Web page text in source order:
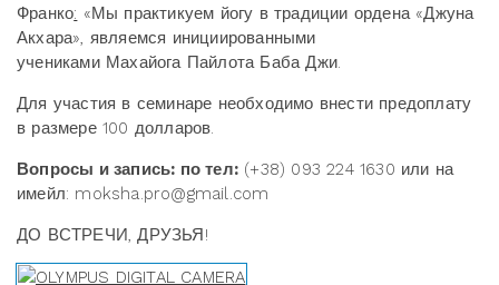
Франко: «Мы практикуем йогу в традиции ордена «Джуна
Акхара», являемся инициированными
учениками Махайога Пайлота Баба Джи.
Для участия в семинаре необходимо внести предоплату
в размере 100 долларов.
Вопросы и запись: по тел: (+38) 093 224 1630 или на
имейл: moksha.pro@gmail.com
ДО ВСТРЕЧИ, ДРУЗЬЯ!